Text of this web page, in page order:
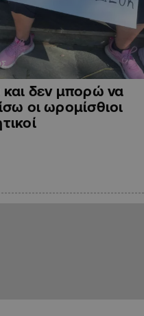
δεν μπορώ να
οι ωρομίσθιοι